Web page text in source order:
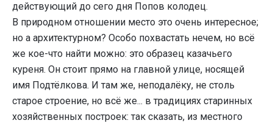
действующий до сего дня Попов колодец.
В природном отношении место это очень интересное;
но а архитектурном? Особо похвастать нечем, но всё
же кое-что найти можно: это образец казачьего
куреня. Он стоит прямо на главной улице, носящей
имя Подтёлкова. И там же, неподалёку, не столь
старое строение, но всё же... в традициях старинных
хозяйственных построек: так сказать, из местного